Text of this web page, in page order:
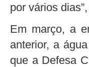
por vários
Em março, a
anterior, a
que a Defesa